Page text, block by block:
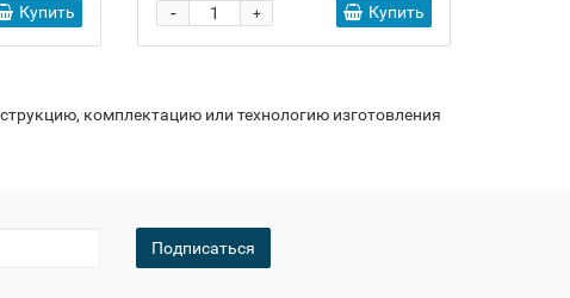
Купить +
- Купить
комплектацию или технологию изготовления
Подписаться